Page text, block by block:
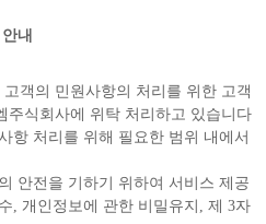
내
객의 민원사항의 처리를 위한 고객
주식회사에 위탁 처리하고 있습니다
항 처리를 위해 필요한 범위 내에서
안전을 기하기 위하여 서비스 제공
, 개인정보에 관한 비밀유지, 제 3자